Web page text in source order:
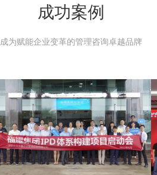
成功案例
成为赋能企业变革的管理咨询卓越品牌